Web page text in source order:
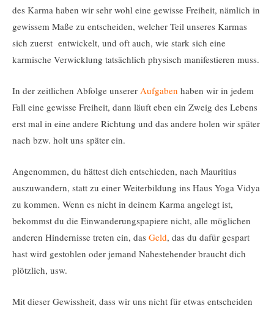
des Karma haben wir sehr wohl eine gewisse Freiheit, nämlich in
gewissem Maße zu entscheiden, welcher Teil unseres Karmas
sich zuerst entwickelt, und oft auch, wie stark sich eine
karmische Verwicklung tatsächlich physisch manifestieren muss.
In der zeitlichen Abfolge unserer Aufgaben haben wir in jedem
Fall eine gewisse Freiheit, dann läuft eben ein Zweig des Lebens
erst mal in eine andere Richtung und das andere holen wir später
nach bzw. holt uns später ein.
Angenommen, du hättest dich entschieden, nach Mauritius
auszuwandern, statt zu einer Weiterbildung ins Haus Yoga Vidya
zu kommen. Wenn es nicht in deinem Karma angelegt ist,
bekommst du die Einwanderungspapiere nicht, alle möglichen
anderen Hindernisse treten ein, das Geld, das du dafür gespart
hast wird gestohlen oder jemand Nahestehender braucht dich
plötzlich, usw.
Mit dieser Gewissheit, dass wir uns nicht für etwas entscheiden